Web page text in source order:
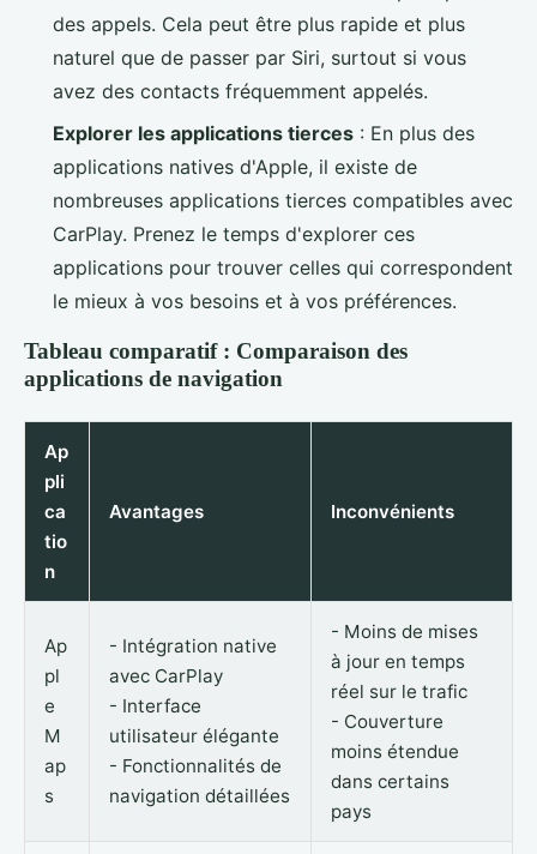
des appels. Cela peut être plus rapide et plus
naturel que de passer par Siri, surtout si vous
avez des contacts fréquemment appelés.
Explorer les applications tierces : En plus des
applications natives d'Apple, il existe de
nombreuses applications tierces compatibles avec
CarPlay. Prenez le temps d'explorer ces
applications pour trouver celles qui correspondent
le mieux à vos besoins et à vos préférences.
Tableau comparatif : Comparaison des
applications de navigation
Ap
pli
ca
tio
n
Avantages Inconvénients
Ap
pl
e
M
ap
s
- Intégration native
avec CarPlay
- Interface
utilisateur élégante
- Fonctionnalités de
navigation détaillées
- Moins de mises
à jour en temps
réel sur le trafic
- Couverture
moins étendue
dans certains
pays